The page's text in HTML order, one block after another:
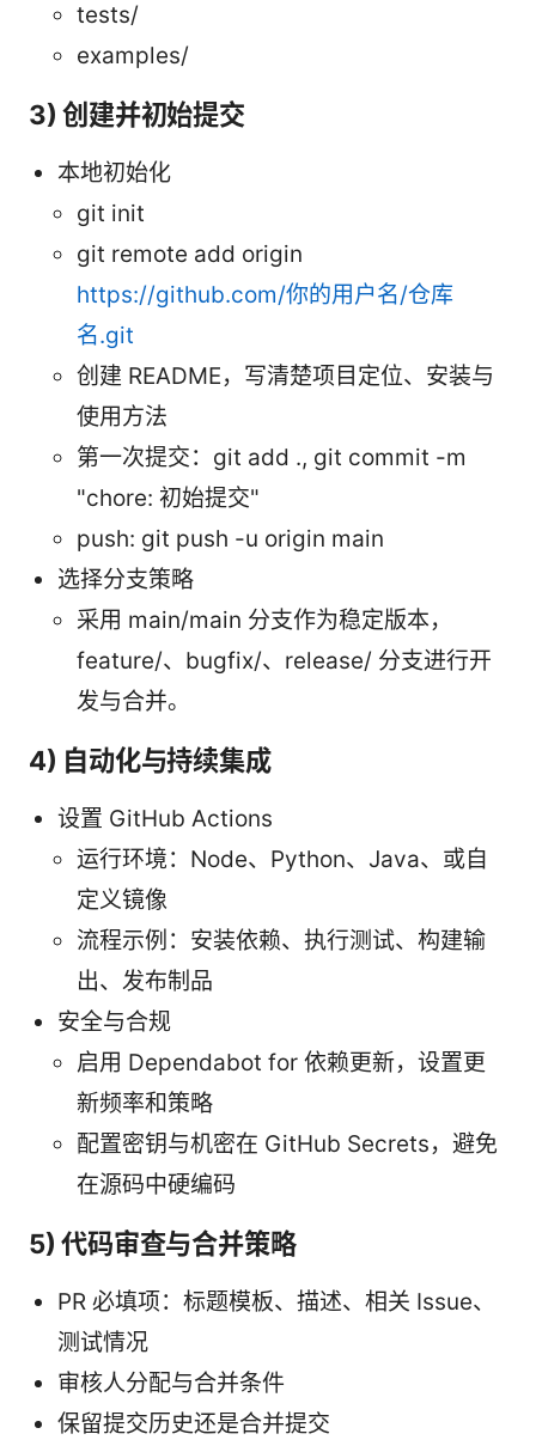
tests/
examples/
3) 创建并初始提交
本地初始化
git init
git remote add origin
https://github.com/你的用户名/仓库
名.git
创建 README，写清楚项目定位、安装与
使用方法
第一次提交：git add ., git commit -m
"chore: 初始提交"
push: git push -u origin main
选择分支策略
采用 main/main 分支作为稳定版本，
feature/、bugfix/、release/ 分支进行开
发与合并。
4) 自动化与持续集成
设置 GitHub Actions
运行环境：Node、Python、Java、或自
定义镜像
流程示例：安装依赖、执行测试、构建输
出、发布制品
安全与合规
启用 Dependabot for 依赖更新，设置更
新频率和策略
配置密钥与机密在 GitHub Secrets，避免
在源码中硬编码
5) 代码审查与合并策略
PR 必填项：标题模板、描述、相关 Issue、
测试情况
审核人分配与合并条件
保留提交历史还是合并提交